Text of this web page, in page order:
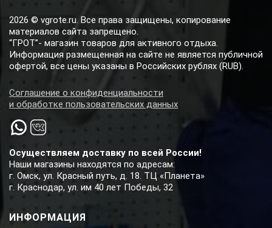
Осуществляем доставку по всей России!
Наши магазины находятся по адресам:
г. Омск, ул. Красный путь, д. 18. ТЦ «Планета»
г. Краснодар, ул. им 40 лет Победы, 32
ИНФОРМАЦИЯ
2026 © vgrote.ru. Все права защищены, копирование
материалов сайта запрещено.
“ГРОТ”- магазин товаров для активного отдыха.
Информация размещенная на сайте не является публичной
офертой, все цены указаны в Российских рублях (RUB).
Соглашение о конфиденциальности
и обработке пользовательских данных